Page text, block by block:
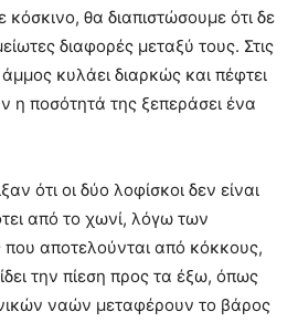
κόσκινο, θα διαπιστώσουμε ότι δε
διαφορές μεταξύ τους. Στις
κυλάει διαρκώς και πέφτει
η ποσότητά της ξεπεράσει ένα
ότι οι δύο λοφίσκοι δεν είναι
από το χωνί, λόγω των
που αποτελούνται από κόκκους,
την πίεση προς τα έξω, όπως
ναών μεταφέρουν το βάρος